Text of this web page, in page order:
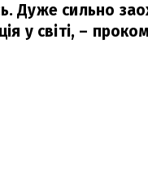
Дуже сильно
у світі, –